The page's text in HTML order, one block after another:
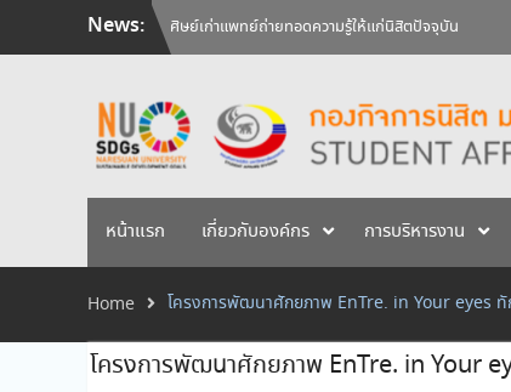
News:
วันคล้ายวันสถาปนามหาวิทยาลัยนเรศวร ครบรอบ 36 ปี
สัมภาษณ์นิสิตเพื่อพิจารณาเข้ารับทุนการศึกษามหาวิทยา
หน้าแรก เกี่ยวกับองค์กร การบริหารงาน
Home โครงการพัฒนาศักยภาพ EnTre. in Your eyes ทั
โครงการพัฒนาศักยภาพ EnTre. in Your